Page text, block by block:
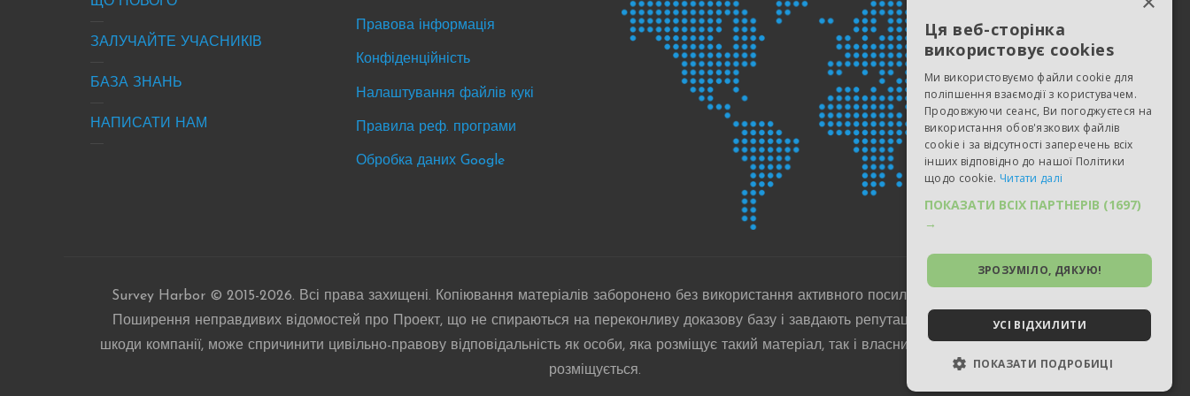
ЗАЛУЧАЙТЕ УЧАСНИКІВ
БАЗА ЗНАНЬ
НАПИСАТИ НАМ
&
events
Правова інформація
Конфіденційність
Налаштування файлів кукі
Правила реф. програми
Обробка даних Google
Survey Harbor © 2015-2026. Всі права захищені. Копіювання матеріалів заборонено без використання активного посилання на surveyharbor.com.
Поширення неправдивих відомостей про Проект, що не спираються на переконливу доказову базу і завдають репутаційний та / або фінансової
шкоди компанії, може спричинити цивільно-правову відповідальність як особи, яка розміщує такий матеріал, так і власника сайту, де такий матеріал
розміщується.
ESTONIAN
RUSSIAN
UKRAINIAN
GERMAN
SPANISH
Ця веб-сторінка
використовує cookies
Ми використовуємо файли cookie для
поліпшення взаємодії з користувачем.
Продовжуючи сеанс, Ви погоджуєтеся на
використання обов'язкових файлів
cookie і за відсутності заперечень всіх
інших відповідно до нашої Політики
щодо cookie. Читати далі
ПОКАЗАТИ ВСІХ ПАРТНЕРІВ (1697)
→
ЗРОЗУМІЛО, ДЯКУЮ!
УСІ ВІДХИЛИТИ
ПОКАЗАТИ ПОДРОБИЦІ